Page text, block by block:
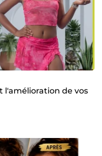
l'amélioration de vos